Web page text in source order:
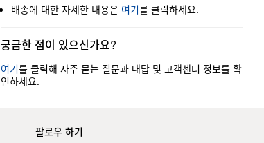
배송에 대한 자세한 내용은 여기를 클릭하세요.
궁금한 점이 있으신가요?
여기를 클릭해 자주 묻는 질문과 대답 및 고객센터 정보를 확
인하세요.
팔로우 하기